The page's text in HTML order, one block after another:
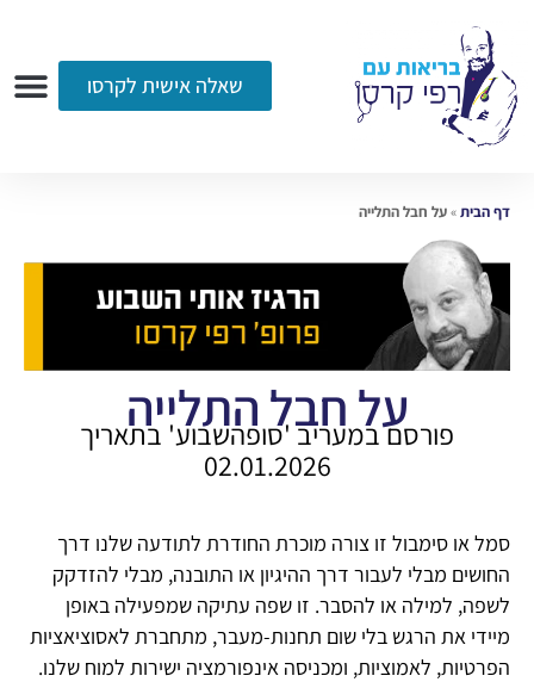
שאלה אישית לקרסו
דף הבית»על חבל התלייה
על חבל התלייה
פורסם במעריב 'סופהשבוע' בתאריך
02.01.2026
סמל או סימבול זו צורה מוכרת החודרת לתודעה שלנו דרך
החושים מבלי לעבור דרך ההיגיון או התובנה, מבלי להזדקק
לשפה, למילה או להסבר. זו שפה עתיקה שמפעילה באופן
מיידי את הרגש בלי שום תחנות-מעבר, מתחברת לאסוציאציות
הפרטיות, לאמוציות, ומכניסה אינפורמציה ישירות למוח שלנו.